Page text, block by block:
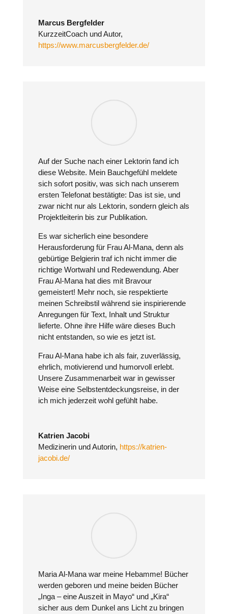
Marcus Bergfelder
KurzzeitCoach und Autor,
https://www.marcusbergfelder.de/
Auf der Suche nach einer Lektorin fand ich
diese Website. Mein Bauchgefühl meldete
sich sofort positiv, was sich nach unserem
ersten Telefonat bestätigte: Das ist sie, und
zwar nicht nur als Lektorin, sondern gleich als
Projektleiterin bis zur Publikation.
Es war sicherlich eine besondere
Herausforderung für Frau Al-Mana, denn als
gebürtige Belgierin traf ich nicht immer die
richtige Wortwahl und Redewendung. Aber
Frau Al-Mana hat dies mit Bravour
gemeistert! Mehr noch, sie respektierte
meinen Schreibstil während sie inspirierende
Anregungen für Text, Inhalt und Struktur
lieferte. Ohne ihre Hilfe wäre dieses Buch
nicht entstanden, so wie es jetzt ist.
Frau Al-Mana habe ich als fair, zuverlässig,
ehrlich, motivierend und humorvoll erlebt.
Unsere Zusammenarbeit war in gewisser
Weise eine Selbstentdeckungsreise, in der
ich mich jederzeit wohl gefühlt habe.
Katrien Jacobi
Medizinerin und Autorin, https://katrien-
jacobi.de/
Maria Al-Mana war meine Hebamme! Bücher
werden geboren und meine beiden Bücher
„Inga – eine Auszeit in Mayo“ und „Kira“
sicher aus dem Dunkel ans Licht zu bringen